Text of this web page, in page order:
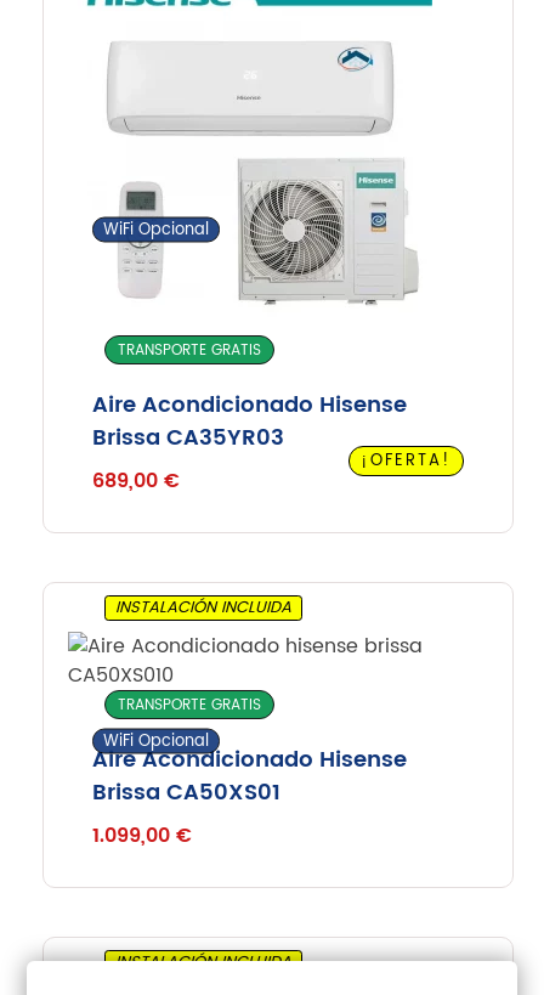
WiFi Opcional
¡OFERTA!
TRANSPORTE GRATIS
Aire Acondicionado Hisense
Brissa CA35YR03
689,00€
WiFi Opcional
INSTALACIÓN INCLUIDA
TRANSPORTE GRATIS
Aire Acondicionado Hisense
Brissa CA50XS01
1.099,00€
INSTALACIÓN INCLUIDA